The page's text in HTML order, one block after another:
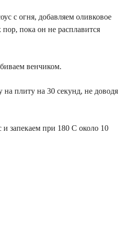
с огня, добавляем оливковое
пока он не расплавится
венчиком.
на плиту на 30 секунд, не доводя
запекаем при 180 С около 10